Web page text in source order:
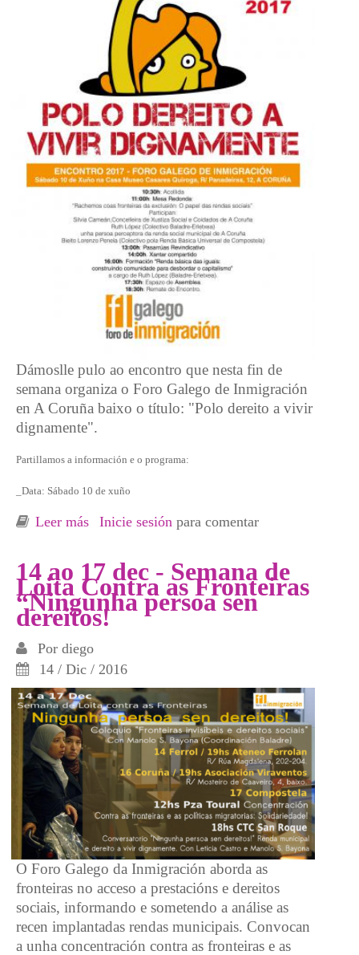
Dámoslle pulo ao encontro que nesta fin de
semana organiza o Foro Galego de Inmigración
en A Coruña baixo o título: "Polo dereito a vivir
dignamente".
Partillamos a información e o programa:
_Data: Sábado 10 de xuño
Leer más sobre Encuentro del Foro Galego de
dignamente”
Inicie sesión para comentar
14 ao 17 dec - Semana de
Loita Contra as Fronteiras
“Ningunha persoa sen
dereitos!
Por diego
14 / Dic / 2016
O Foro Galego da Inmigración aborda as
fronteiras no acceso a prestacións e dereitos
sociais, informando e sometendo a análise as
recen implantadas rendas municipais. Convocan
a unha concentración contra as fronteiras e as